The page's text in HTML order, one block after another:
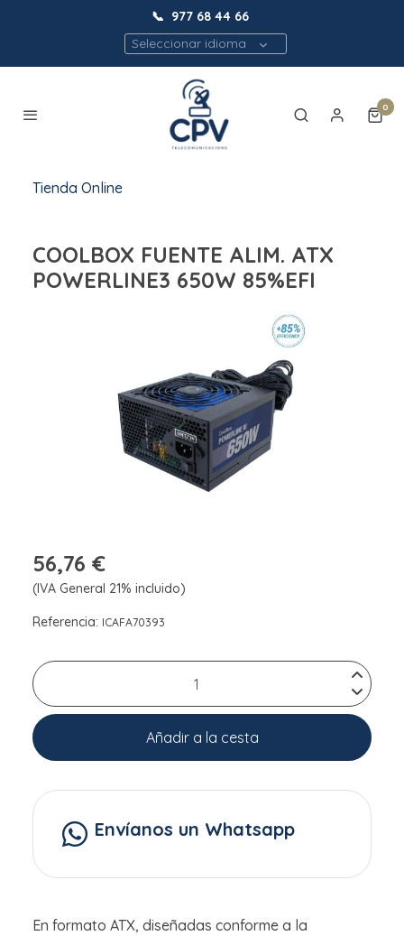
📞 977 68 44 66
Seleccionar idioma
0
Tienda Online
COOLBOX FUENTE ALIM. ATX
POWERLINE3 650W 85%EFI
56,76 €
(IVA General 21% incluido)
Referencia: ICAFA70393
Añadir a la cesta
Envíanos un Whatsapp
En formato ATX, diseñadas conforme a la